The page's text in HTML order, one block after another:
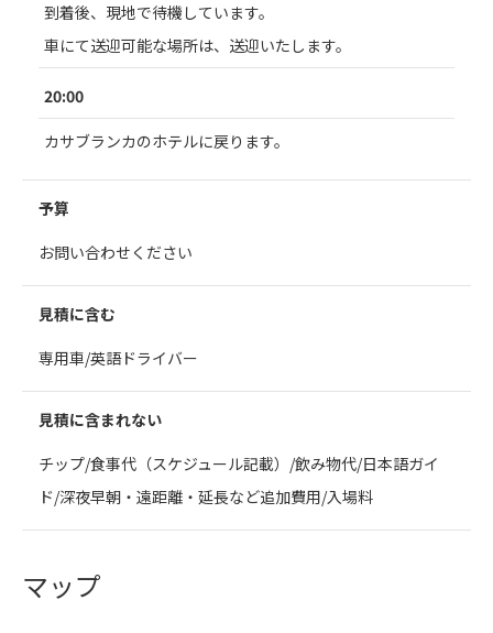
到着後、現地で待機しています。
車にて送迎可能な場所は、送迎いたします。
20:00
カサブランカのホテルに戻ります。
予算
お問い合わせください
見積に含む
専用車/英語ドライバー
見積に含まれない
チップ/食事代（スケジュール記載）/飲み物代/日本語ガイ
ド/深夜早朝・遠距離・延長など追加費用/入場料
マップ